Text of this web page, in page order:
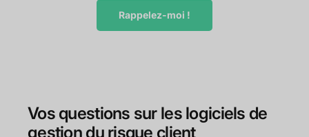
Rappelez-moi !
Vos questions sur les logiciels de
gestion du risque client